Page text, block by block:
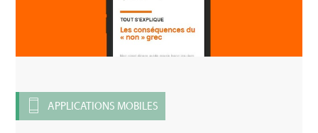
APPLICATIONS MOBILES